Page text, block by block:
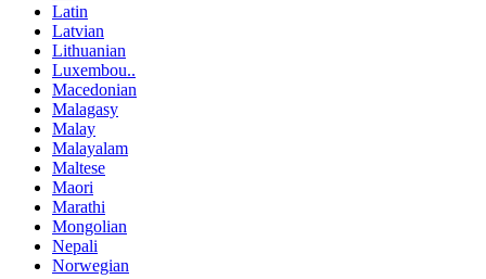
Latin
Latvian
Lithuanian
Luxembou..
Macedonian
Malagasy
Malay
Malayalam
Maltese
Maori
Marathi
Mongolian
Nepali
Norwegian